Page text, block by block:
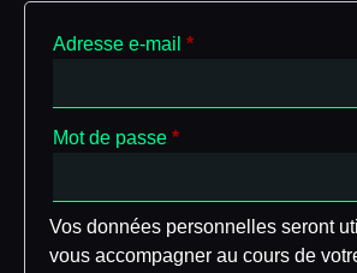
Adresse e-mail *
Mot de passe *
Vos données personnelles seront
vous accompagner au cours de